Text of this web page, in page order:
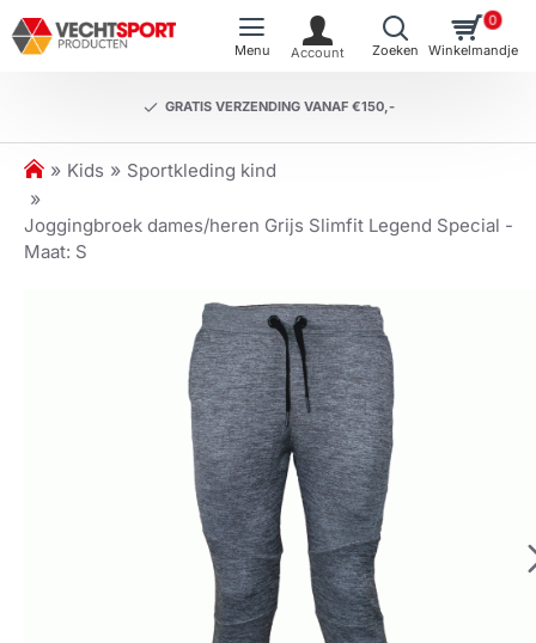
GRATIS VERZENDING VANAF €150,-
0
h
m
e
Kids Sportkleding kind
Joggingbroek dames/heren Grijs Slimfit Legend Special -
Maat: S